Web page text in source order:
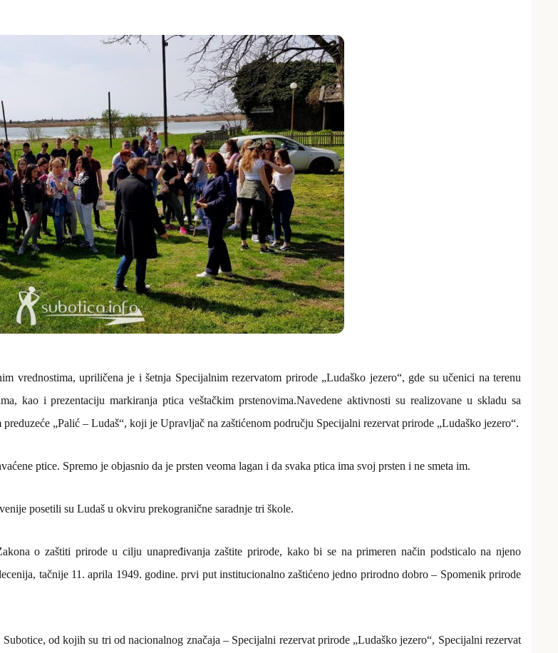
vrednostima, upriličena je i šetnja Specijalnim rezervatom prirode „Ludaško jezero“, gde su učenici na terenu
kao i prezentaciju markiranja ptica veštačkim prstenovima.Navedene aktivnosti su realizovane u skladu sa
preduzeće „Palić – Ludaš“, koji je Upravljač na zaštićenom području Specijalni rezervat prirode „Ludaško jezero“.
ptice. Spremo je objasnio da je prsten veoma lagan i da svaka ptica ima svoj prsten i ne smeta im.
posetili su Ludaš u okviru prekogranične saradnje tri škole.
o zaštiti prirodeu cilju unapređivanja zaštite prirode, kako bi se na primeren način podsticalo na njeno
tačnije 11. aprila 1949. godine. prvi put institucionalno zaštićeno jedno prirodno dobro – Spomenik prirode
od kojih su tri od nacionalnog značaja – Specijalni rezervat prirode „Ludaško jezero“, Specijalni rezervat